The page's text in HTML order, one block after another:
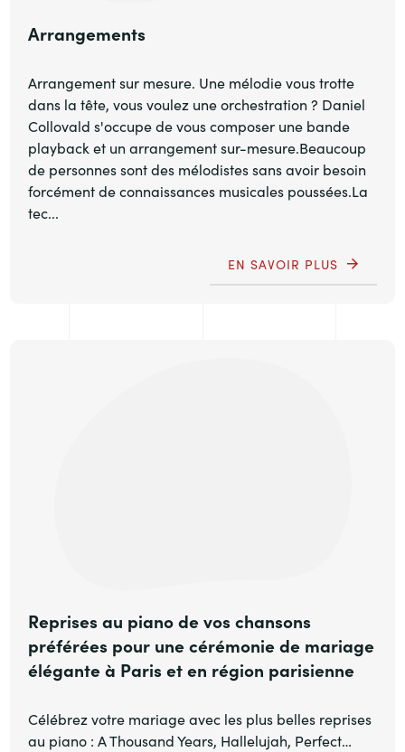
Arrangements
Arrangement sur mesure. Une mélodie vous trotte
dans la tête, vous voulez une orchestration ? Daniel
Collovald s'occupe de vous composer une bande
playback et un arrangement sur-mesure.Beaucoup
de personnes sont des mélodistes sans avoir besoin
forcément de connaissances musicales poussées.La
tec...
EN SAVOIR PLUS
Reprises au piano de vos chansons
préférées pour une cérémonie de mariage
élégante à Paris et en région parisienne
Célébrez votre mariage avec les plus belles reprises
au piano : A Thousand Years, Hallelujah, Perfect…